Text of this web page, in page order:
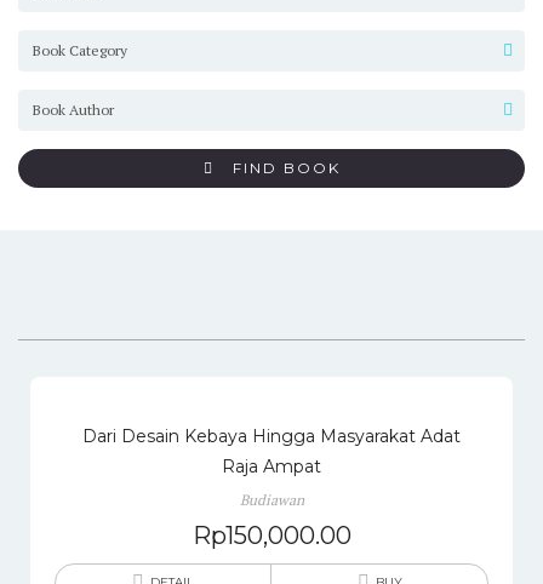
FIND BOOK
Dari Desain Kebaya Hingga Masyarakat Adat
Raja Ampat
Budiawan
Rp150,000.00